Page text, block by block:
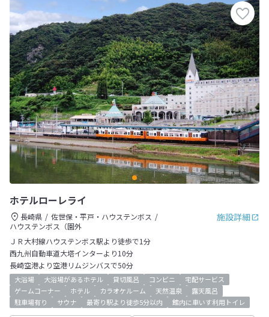
ホテルローレライ
施設詳細
長崎県
佐世保・平戸・ハウステンボス
ハウステンボス（園外
ＪＲ大村線ハウステンボス駅より徒歩で1分
西九州自動車道大塔インターより10分
長崎空港より空港リムジンバスで50分
大浴場 大浴場があるホテル 貸切風呂 コンビニ
宅配サービス
ゲームコーナー
ホテル カラオケルーム 天然温泉
露天風呂
駐車場有り
サウナ 最寄り駅より徒歩5分以内 館内に車いす利用トイレ